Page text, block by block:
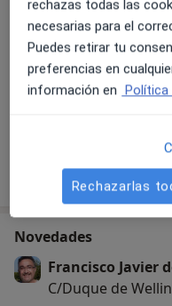
Novedades
Francisco Javier
C/Duque de
rechazas todas las
necesarias para el
Puedes retirar tu
preferencias en
información en Política
Rechazarlas